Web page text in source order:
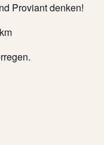
Proviant denken!